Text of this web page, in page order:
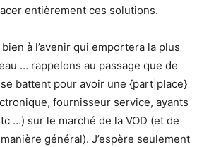
entièrement ces solutions.
à l’avenir qui emportera la plus
… rappelons au passage que de
battent pour avoir une {part|place}
fournisseur service, ayants
…) sur le marché de la VOD (et de
général). J’espère seulement